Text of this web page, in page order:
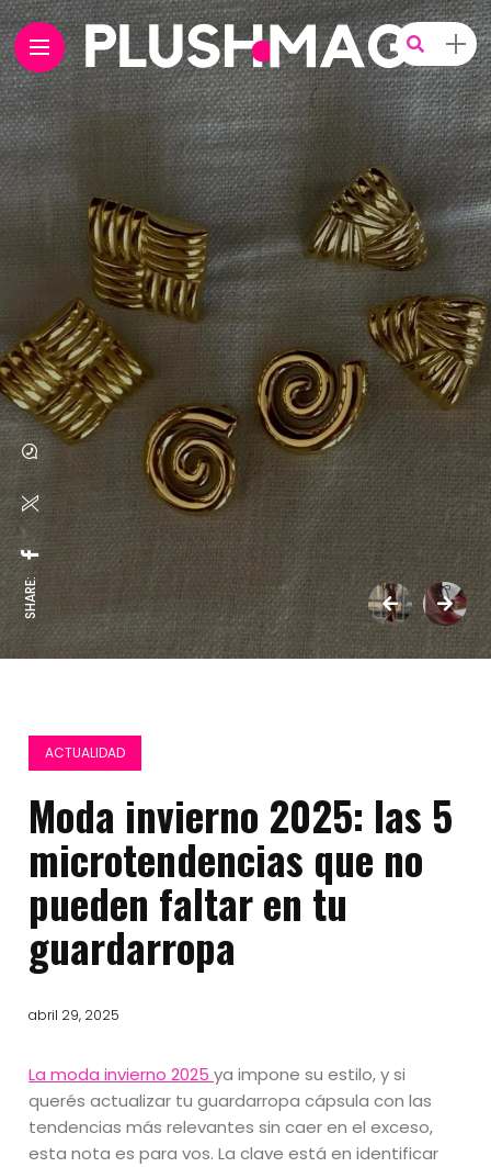
SHARE:
ACTUALIDAD
Moda invierno 2025: las 5
microtendencias que no
pueden faltar en tu
guardarropa
abril 29, 2025
La moda invierno 2025ya impone su estilo, y si
querés actualizar tu guardarropa cápsula con las
tendencias más relevantes sin caer en el exceso,
esta nota es para vos. La clave está en identificar